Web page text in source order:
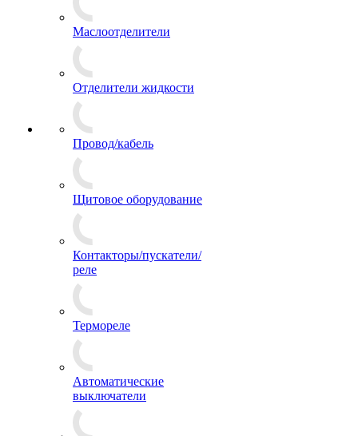
Маслоотделители
Отделители жидкости
Провод/кабель
Щитовое оборудование
Контакторы/пускатели/
реле
Термореле
Автоматические
выключатели